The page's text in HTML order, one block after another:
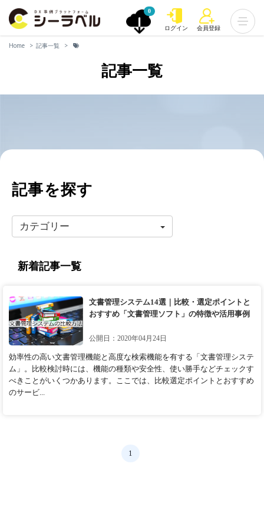
0
ログイン 会員登録
Home 記事一覧
記事一覧
記事を探す
カテゴリー
新着記事一覧
文書管理システム14選｜比較・選定ポイントと
おすすめ「文書管理ソフト」の特徴や活用事例
公開日：2020年04月24日
効率性の高い文書管理機能と高度な検索機能を有する「文書管理システ
ム」。比較検討時には、機能の種類や安全性、使い勝手などチェックす
べきことがいくつかあります。ここでは、比較選定ポイントとおすすめ
のサービ...
1